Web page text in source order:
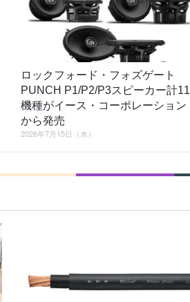
ロックフォード・フォズゲート
PUNCH P1/P2/P3スピーカー計11
機種がイース・コーポレーション
から発売
2026年7月15日（水）